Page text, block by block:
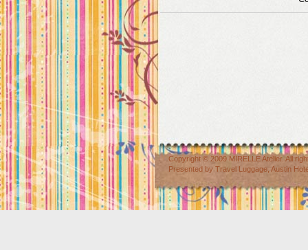
Copyright © 2009 MIRELLE Atelier. All
Presented by Travel Luggage Austin